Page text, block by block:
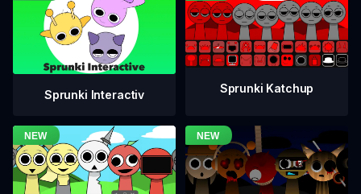
Sprunki Interactiv Sprunki Katchup